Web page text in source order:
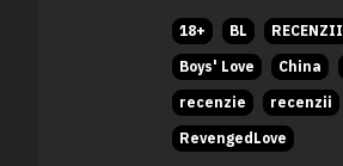
18+ BL
RECENZII
Boys' Love
China
recenzie
recenzii
RevengedLove